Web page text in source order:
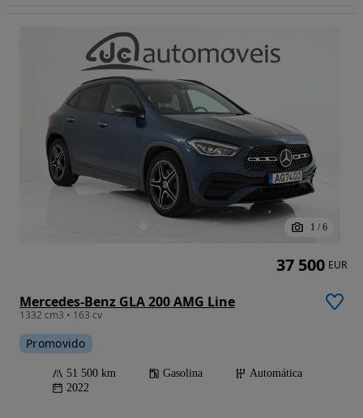
1 / 6
Mercedes-Benz GLA 200 AMG Line
1332 cm3 • 163 cv
Promovido
51 500 km Gasolina
Automática
2022
37 500 EUR